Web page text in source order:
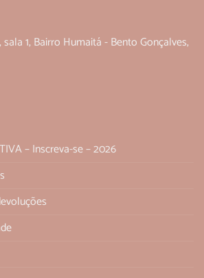
sala 1, Bairro Humaitá - Bento Gonçalves,
– Inscreva-se – 2026